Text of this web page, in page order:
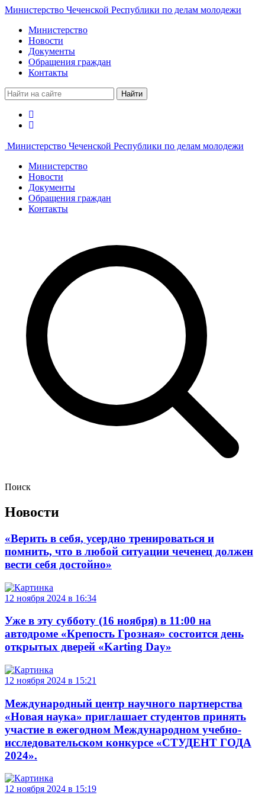
Министерство Чеченской Республики по делам молодежи
Министерство
Новости
Документы
Обращения граждан
Контакты
Найти
Министерство Чеченской Республики по делам молодежи
Министерство
Новости
Документы
Обращения граждан
Контакты
Поиск
Новости
«Верить в себя, усердно тренироваться и
помнить, что в любой ситуации чеченец должен
вести себя достойно»
12 ноября 2024 в 16:34
Уже в эту субботу (16 ноября) в 11:00 на
автодроме «Крепость Грозная» состоится день
открытых дверей «Karting Day»
12 ноября 2024 в 15:21
Международный центр научного партнерства
«Новая наука» приглашает студентов принять
участие в ежегодном Международном учебно-
исследовательском конкурсе «СТУДЕНТ ГОДА
2024».
12 ноября 2024 в 15:19